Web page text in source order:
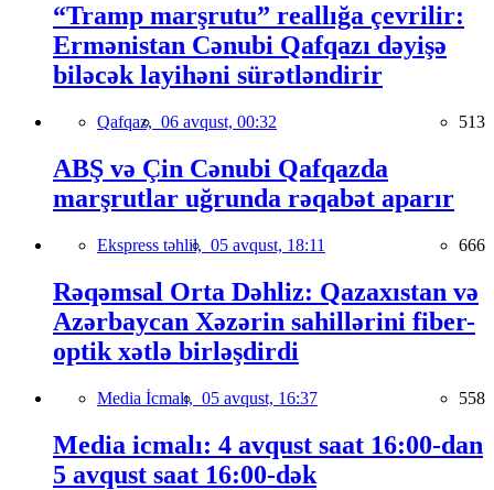
“Tramp marşrutu” reallığa çevrilir:
Ermənistan Cənubi Qafqazı dəyişə
biləcək layihəni sürətləndirir
Qafqaz, 06 avqust, 00:32 513
ABŞ və Çin Cənubi Qafqazda
marşrutlar uğrunda rəqabət aparır
Ekspress təhlil, 05 avqust, 18:11 666
Rəqəmsal Orta Dəhliz: Qazaxıstan və
Azərbaycan Xəzərin sahillərini fiber-
optik xətlə birləşdirdi
Media İcmalı, 05 avqust, 16:37 558
Media icmalı: 4 avqust saat 16:00-dan
5 avqust saat 16:00-dək